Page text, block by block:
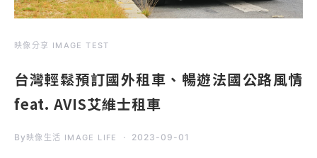
映像分享 IMAGE TEST
台灣輕鬆預訂國外租車、暢遊法國公路風情
feat. AVIS艾維士租車
By 映像生活 IMAGE LIFE 2023-09-01